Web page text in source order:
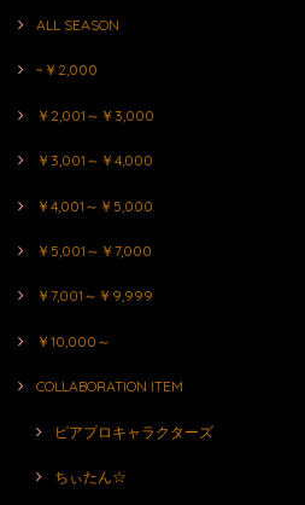
ALL SEASON
~￥2,000
￥2,001～￥3,000
￥3,001～￥4,000
￥4,001～￥5,000
￥5,001～￥7,000
￥7,001～￥9,999
￥10,000～
COLLABORATION ITEM
ピアプロキャラクターズ
ちぃたん☆